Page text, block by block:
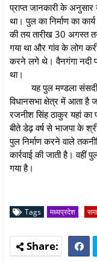
प्राप्त जानकारी के
था। पुल का निर्माण का
की तय तारीख 30 अगस्त
गया था और गांव के लोग
करने लगे थे। वैनगंगा नदी
था।
यह पुल मण्डला संसदीय
विधानसभा क्षेत्र में आता
रजनीश सिंह ठाकुर यहां का
बीते डेढ़ वर्ष से भाजपा के
पुल निर्माण करने वाले
कार्रवाई की जाती है।
गया है।
Tags मध्यप्रदेश